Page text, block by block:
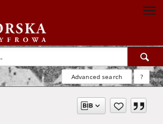
Advanced search ?